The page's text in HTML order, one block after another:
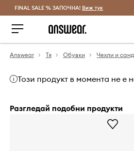
Спестявай с Answear
FINAL SALE % ЗАПОЧНА! Виж тук
Answear Тя Обувки Чехли и
Този продукт в момента не е
Разгледай подобни продукти